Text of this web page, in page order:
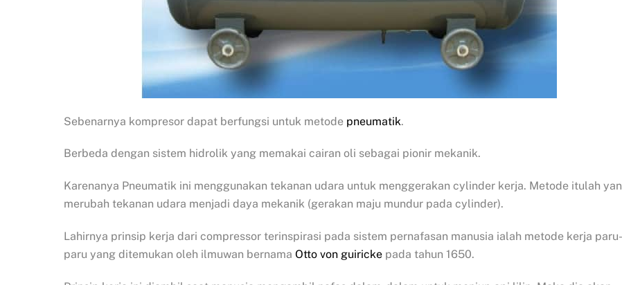
Sebenarnya kompresor dapat berfungsi untuk metode pneumatik.
Berbeda dengan sistem hidrolik yang memakai cairan oli sebagai pionir mekanik.
Karenanya Pneumatik ini menggunakan tekanan udara untuk menggerakan cylinder kerja. Metode itulah
merubah tekanan udara menjadi daya mekanik (gerakan maju mundur pada cylinder).
Lahirnya prinsip kerja dari compressor terinspirasi pada sistem pernafasan manusia ialah metode kerja paru-
paru yang ditemukan oleh ilmuwan bernama Otto von guiricke pada tahun 1650.